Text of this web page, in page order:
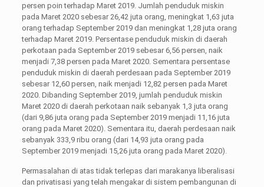
persen poin terhadap Maret 2019. Jumlah penduduk miskin
pada Maret 2020 sebesar 26,42 juta orang, meningkat 1,63 juta
orang terhadap September 2019 dan meningkat 1,28 juta orang
terhadap Maret 2019. Persentase penduduk miskin di daerah
perkotaan pada September 2019 sebesar 6,56 persen, naik
menjadi 7,38 persen pada Maret 2020. Sementara persentase
penduduk miskin di daerah perdesaan pada September 2019
sebesar 12,60 persen, naik menjadi 12,82 persen pada Maret
2020. Dibanding September 2019, jumlah penduduk miskin
Maret 2020 di daerah perkotaan naik sebanyak 1,3 juta orang
(dari 9,86 juta orang pada September 2019 menjadi 11,16 juta
orang pada Maret 2020). Sementara itu, daerah perdesaan naik
sebanyak 333,9 ribu orang (dari 14,93 juta orang pada
September 2019 menjadi 15,26 juta orang pada Maret 2020).
Permasalahan di atas tidak terlepas dari marakanya liberalisasi
dan privatisasi yang telah mengakar di sistem pembangunan di